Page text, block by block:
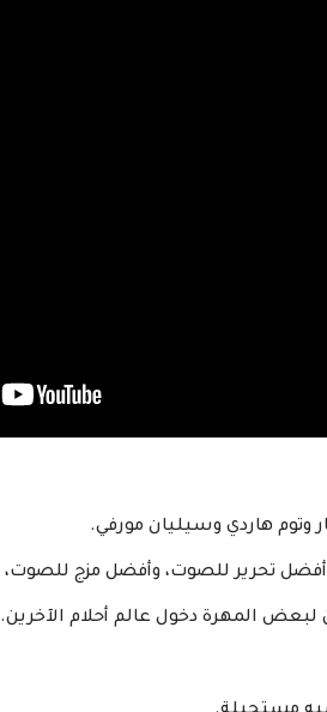
المهرة دخول عالم أحلام الآخرين.